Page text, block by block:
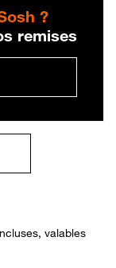
?
remises
valables